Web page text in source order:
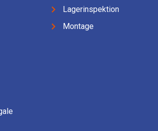
Lagerinspektion
Montage